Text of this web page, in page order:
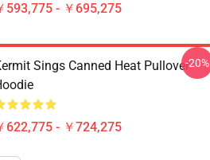
593,775 - ￥695,275
Sings Canned Heat Pullover
622,775 - ￥724,275
-20%